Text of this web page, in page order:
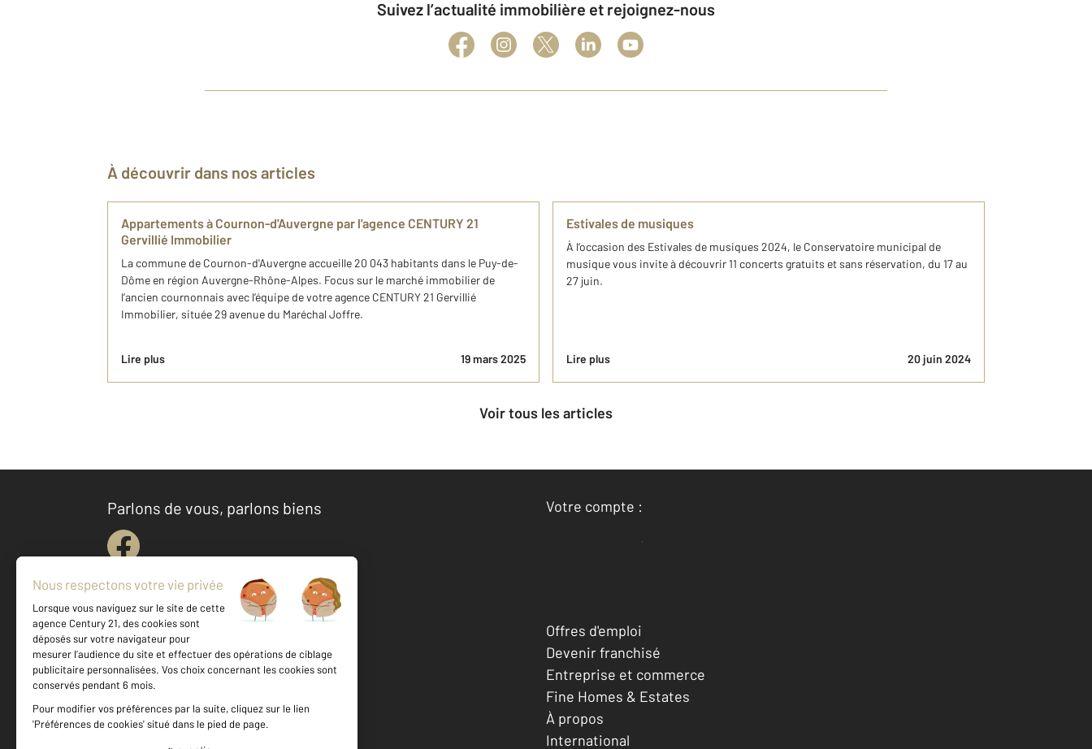
Suivez l’actualité immobilière et rejoignez-nous
À découvrir dans nos articles
Appartements à Cournon-d'Auvergne par l'agence CENTURY 21
Gervillié Immobilier
La commune de Cournon-d'Auvergne accueille 20 043 habitants dans le Puy-de-
Dôme en région Auvergne-Rhône-Alpes. Focus sur le marché immobilier de
l’ancien cournonnais avec l’équipe de votre agence CENTURY 21 Gervillié
Immobilier, située 29 avenue du Maréchal Joffre.
Lire plus 19 mars 2025
Estivales de musiques
À l’occasion des Estivales de musiques 2024, le Conservatoire municipal de
musique vous invite à découvrir 11 concerts gratuits et sans réservation, du 17 au
27 juin.
Lire plus 20 juin 2024
Voir tous les articles
Parlons de vous, parlons biens
Votre compte :
Accéder à mon compte
Votre agence est notée
Achat
Location
Offres d'emploi
Devenir franchisé
Entreprise et commerce
Fine Homes & Estates
À propos
International